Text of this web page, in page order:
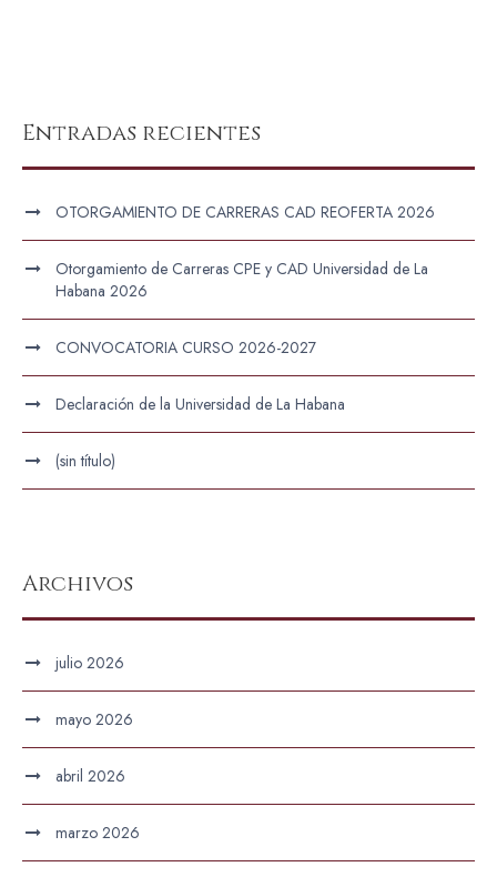
Entradas recientes
OTORGAMIENTO DE CARRERAS CAD REOFERTA 2026
Otorgamiento de Carreras CPE y CAD Universidad de La
Habana 2026
CONVOCATORIA CURSO 2026-2027
Declaración de la Universidad de La Habana
(sin título)
Archivos
julio 2026
mayo 2026
abril 2026
marzo 2026